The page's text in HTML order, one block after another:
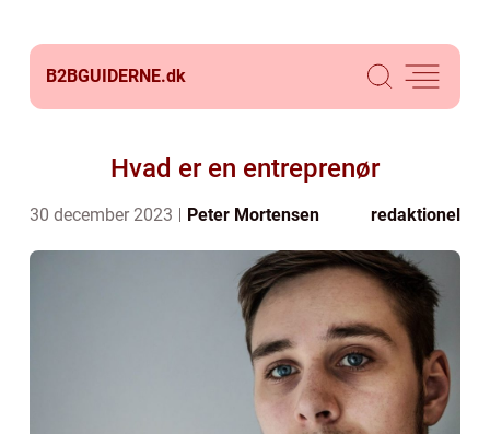
B2BGUIDERNE.dk
Hvad er en entreprenør
30 december 2023 Peter Mortensen redaktionel